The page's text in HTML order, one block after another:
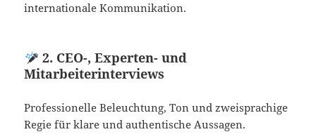
internationale Kommunikation.
2. CEO-, Experten- und
Mitarbeiterinterviews
Professionelle Beleuchtung, Ton und zweisprachige
Regie für klare und authentische Aussagen.